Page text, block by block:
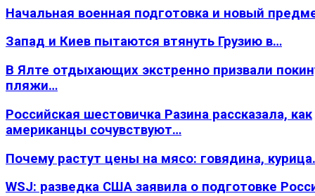
Начальная военная подготовка и новый
Запад и Киев пытаются втянуть Грузию в…
В Ялте отдыхающих экстренно призвали
пляжи…
Российская шестовичка Разина рассказала, как
американцы сочувствуют…
Почему растут цены на мясо: говядина,
WSJ: разведка США заявила о подготовке